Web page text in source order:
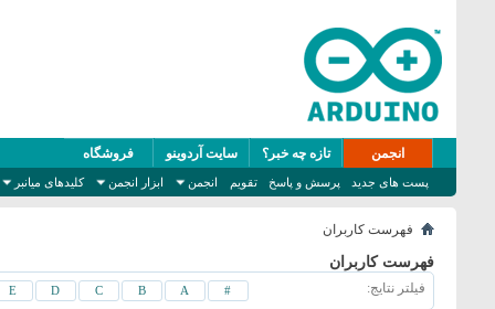
انجمن
پست های جدید پرسش و پاسخ تقویم انجمن ابزار انجمن کلیدهای میانبر
تازه چه خبر؟ سایت آردوینو فروشگاه
فهرست کاربران
فهرست کاربران
فیلتر نتایج #
A
B
C
D
E